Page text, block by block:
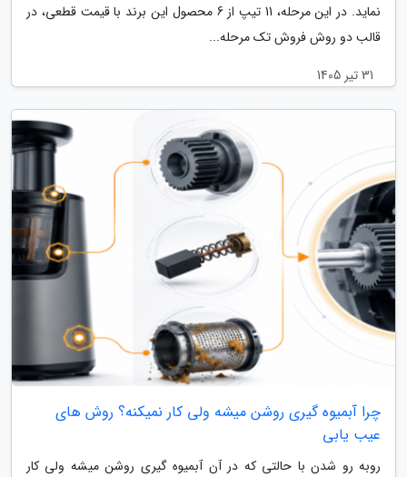
نماید. در این مرحله، 11 تیپ از 6 محصول این برند با قیمت قطعی، در
قالب دو روش فروش تک مرحله...
31 تیر 1405
چرا آبمیوه گیری روشن میشه ولی کار نمیکنه؟ روش های
عیب یابی
روبه رو شدن با حالتی که در آن آبمیوه گیری روشن میشه ولی کار